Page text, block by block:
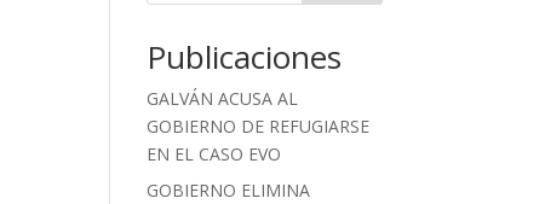
Publicaciones
GALVÁN ACUSA AL
GOBIERNO DE REFUGIARSE
EN EL CASO EVO
GOBIERNO ELIMINA